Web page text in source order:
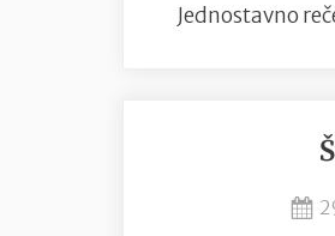
Jednostavno